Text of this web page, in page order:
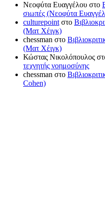
Νεοφύτα Ευαγγέλου στο
σιωπές (Νεοφύτα
culturepointστο
(Ματ Χέιγκ)
chessman στο
(Ματ Χέιγκ)
Κώστας Νικολόπουλος
τεχνητής νοημοσύνης
chessman στο
Cohen)